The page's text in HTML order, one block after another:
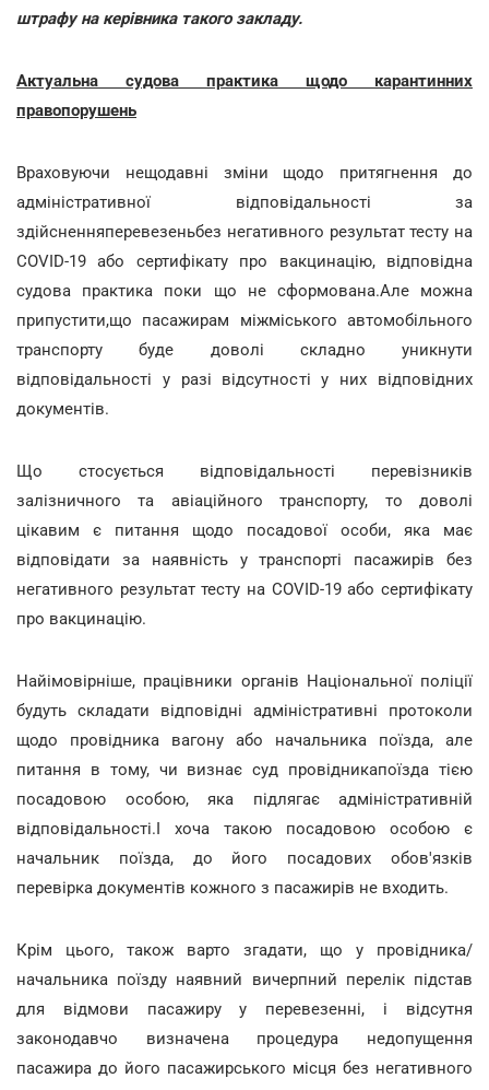
штрафу на керівника такого закладу.
Актуальна судова практика щодо карантинних
правопорушень
Враховуючи нещодавні зміни щодо притягнення до
адміністративної відповідальності за
здійсненняперевезеньбез негативного результат тесту на
COVID-19 або сертифікату про вакцинацію, відповідна
судова практика поки що не сформована.Але можна
припустити,що пасажирам міжміського автомобільного
транспорту буде доволі складно уникнути
відповідальності у разі відсутності у них відповідних
документів.
Що стосується відповідальності перевізників
залізничного та авіаційного транспорту, то доволі
цікавим є питання щодо посадової особи, яка має
відповідати за наявність у транспорті пасажирів без
негативного результат тесту на COVID-19 або сертифікату
про вакцинацію.
Найімовірніше, працівники органів Національної поліції
будуть складати відповідні адміністративні протоколи
щодо провідника вагону або начальника поїзда, але
питання в тому, чи визнає суд провідникапоїзда тією
посадовою особою, яка підлягає адміністративній
відповідальності.І хоча такою посадовою особою є
начальник поїзда, до його посадових обов'язків
перевірка документів кожного з пасажирів не входить.
Крім цього, також варто згадати, що у провідника/
начальника поїзду наявний вичерпний перелік підстав
для відмови пасажиру у перевезенні, і відсутня
законодавчо визначена процедура недопущення
пасажира до його пасажирського місця без негативного